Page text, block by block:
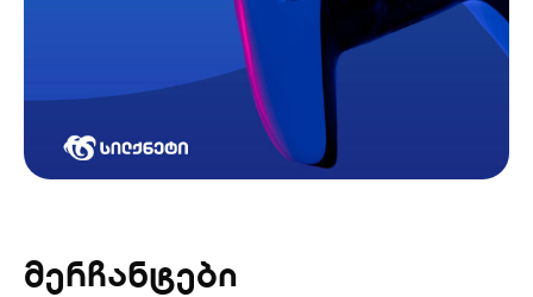
მერჩანტები